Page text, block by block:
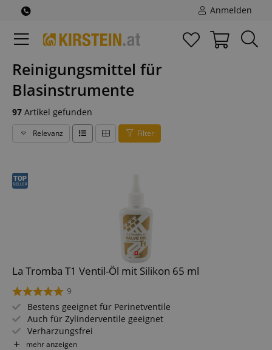
Anmelden
Reinigungsmittel für
Blasinstrumente
97 Artikel gefunden
Relevanz Filter
La Tromba T1 Ventil-Öl mit Silikon 65 ml
9
Bestens geeignet für Perinetventile
Auch für Zylinderventile geeignet
Verharzungsfrei
65 ml Inhalt
mehr anzeigen